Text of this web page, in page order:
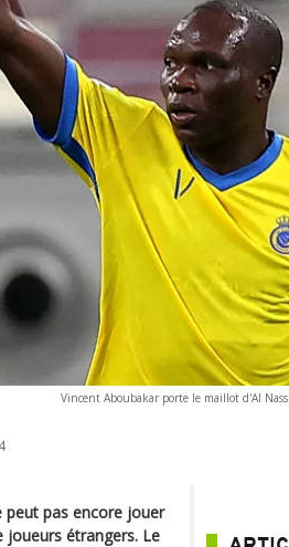
Vincent Aboubakar porte le maillot d'Al
peut pas encore jouer
joueurs étrangers. Le